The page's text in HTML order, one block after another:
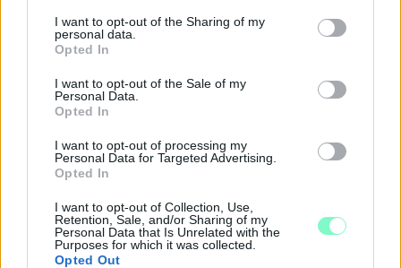
not limited to your visit or usage behaviour. You may click to
grant or deny consent to Google and its third-party tags to
use your data for below specified purposes in below Google
consent section.
I want to opt-out of the Sharing of my
personal data.
Opted In
I want to opt-out of the Sale of my
Personal Data.
Opted In
I want to opt-out of processing my
Personal Data for Targeted Advertising.
Opted In
I want to opt-out of Collection, Use,
Retention, Sale, and/or Sharing of my
Personal Data that Is Unrelated with the
Purposes for which it was collected.
Opted Out